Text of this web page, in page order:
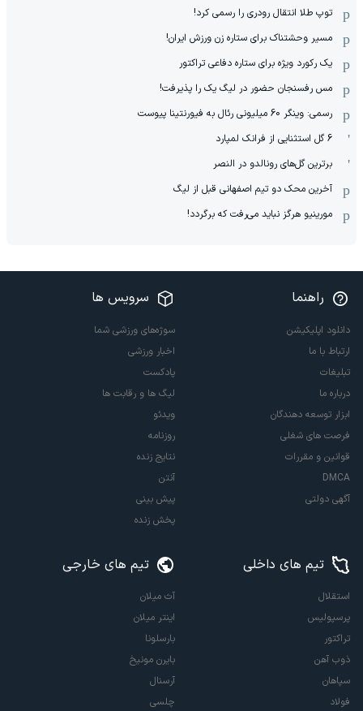
توپ طلا انتقال رودری را رسمی کرد!
مسیر وحشتناک برای ستاره زن ورزش ایران!
یک رکورد ویژه برای ستاره دفاعی تراکتور
مس رفسنجان حضور در لیگ یک را پذیرفت!
رسمی: وینگر 60 میلیونی رئال به فیورنتینا پیوست
6 گل استثنایی از فرانک لمپارد
برترین گل‌های رونالدو در النصر
آخرین محک دو تیم اصفهانی قبل از لیگ
مورینیو هرگز نباید می‌رفت که برگردد!
راهنما
دانلود اپلیکیشن
ارتباط با ما
تبلیغات
درباره ما
ابزار توسعه دهندگان
فرصت های شغلی
قوانین و مقررات
DMCA
آگهی دولتی
سرویس ها
سوژه‌های ورزشی شما
اخبار ورزشی
پادکست
لیگ ها و رقابت ها
ویدئو
روزنامه
نتایج زنده
آنتن
پیش بینی
پخش زنده
تیم های داخلی
استقلال
پرسپولیس
تراکتور
ذوب آهن
سپاهان
فولاد
تیم های خارجی
آث میلان
اینتر میلان
بارسلونا
بایرن مونیخ
آرسنال
چلسی